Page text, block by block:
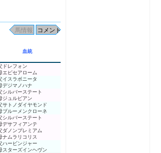
血統
ドレフォン
エピセアローム
イスラボニータ
デジマノハナ
シルバーステート
ジュルビアン
サトノダイヤモンド
ブルーメンクローネ
シルバーステート
デサフィアンテ
ダノンプレミアム
ナムラリコリス
ハービンジャー
スターズインヘヴン